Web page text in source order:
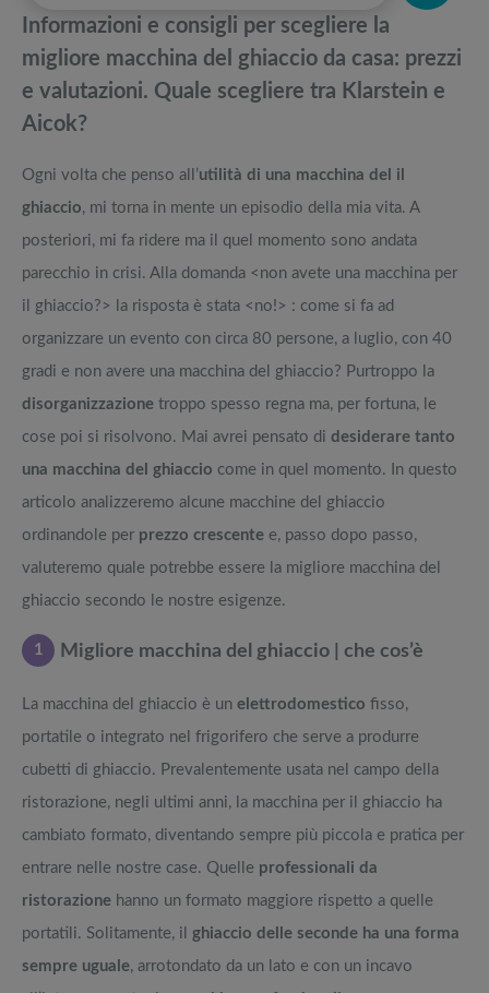
Gasatore acqua frizzante: i modelli più venduti e recensiti
Offerte robot aspirapolvere da non perdere nella Black Friday Week
Informazioni e consigli per scegliere la
migliore macchina del ghiaccio da casa: prezzi
e valutazioni. Quale scegliere tra Klarstein e
Aicok?
Ogni volta che penso all’utilità di una macchina del il
ghiaccio, mi torna in mente un episodio della mia vita. A
posteriori, mi fa ridere ma il quel momento sono andata
parecchio in crisi. Alla domanda <non avete una macchina per
il ghiaccio?> la risposta è stata <no!> : come si fa ad
organizzare un evento con circa 80 persone, a luglio, con 40
gradi e non avere una macchina del ghiaccio? Purtroppo la
disorganizzazione troppo spesso regna ma, per fortuna, le
cose poi si risolvono. Mai avrei pensato di desiderare tanto
una macchina del ghiaccio come in quel momento. In questo
articolo analizzeremo alcune macchine del ghiaccio
ordinandole per prezzo crescente e, passo dopo passo,
valuteremo quale potrebbe essere la migliore macchina del
ghiaccio secondo le nostre esigenze.
1 Migliore macchina del ghiaccio | che cos’è
La macchina del ghiaccio è un elettrodomestico fisso,
portatile o integrato nel frigorifero che serve a produrre
cubetti di ghiaccio. Prevalentemente usata nel campo della
ristorazione, negli ultimi anni, la macchina per il ghiaccio ha
cambiato formato, diventando sempre più piccola e pratica per
entrare nelle nostre case. Quelle professionali da
ristorazione hanno un formato maggiore rispetto a quelle
portatili. Solitamente, il ghiaccio delle seconde ha una forma
sempre uguale, arrotondato da un lato e con un incavo